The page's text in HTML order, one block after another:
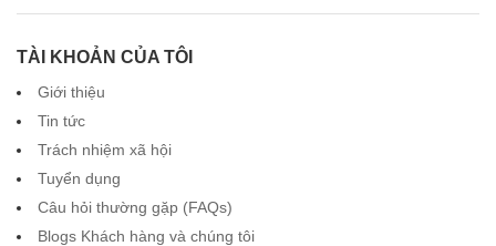
TÀI KHOẢN CỦA TÔI
Giới thiệu
Tin tức
Trách nhiệm xã hội
Tuyển dụng
Câu hỏi thường gặp (FAQs)
Blogs Khách hàng và chúng tôi